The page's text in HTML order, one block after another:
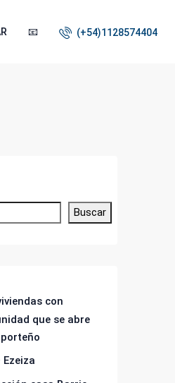
📧 (+54)1128574404
Buscar
con
que se abre